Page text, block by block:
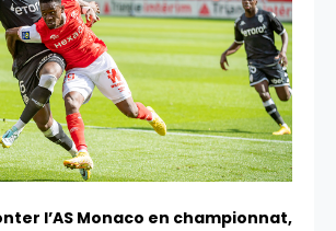
l’AS Monaco en championnat,